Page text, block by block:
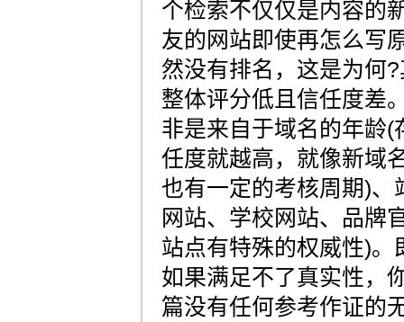
个检索不仅仅是内容的
友的网站即使再怎么写
然没有排名，这是为何
整体评分低且信任度差
非是来自于域名的年龄
任度就越高，就像新域
也有一定的考核周期)、
网站、学校网站、品牌
站点有特殊的权威性)
如果满足不了真实性，
篇没有任何参考作证的